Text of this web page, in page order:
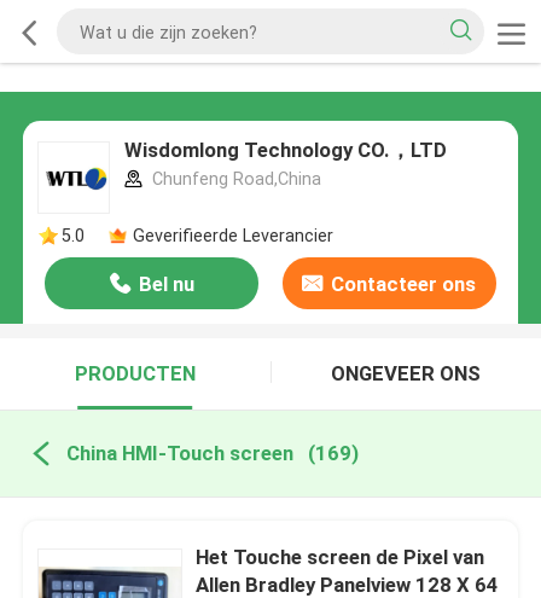
Wisdomlong Technology CO.，LTD
Chunfeng Road,China
5.0 Geverifieerde Leverancier
Bel nu Contacteer ons
PRODUCTEN ONGEVEER ONS
China HMI-Touch screen (169)
Het Touche screen de Pixel van
Allen Bradley Panelview 128 X 64